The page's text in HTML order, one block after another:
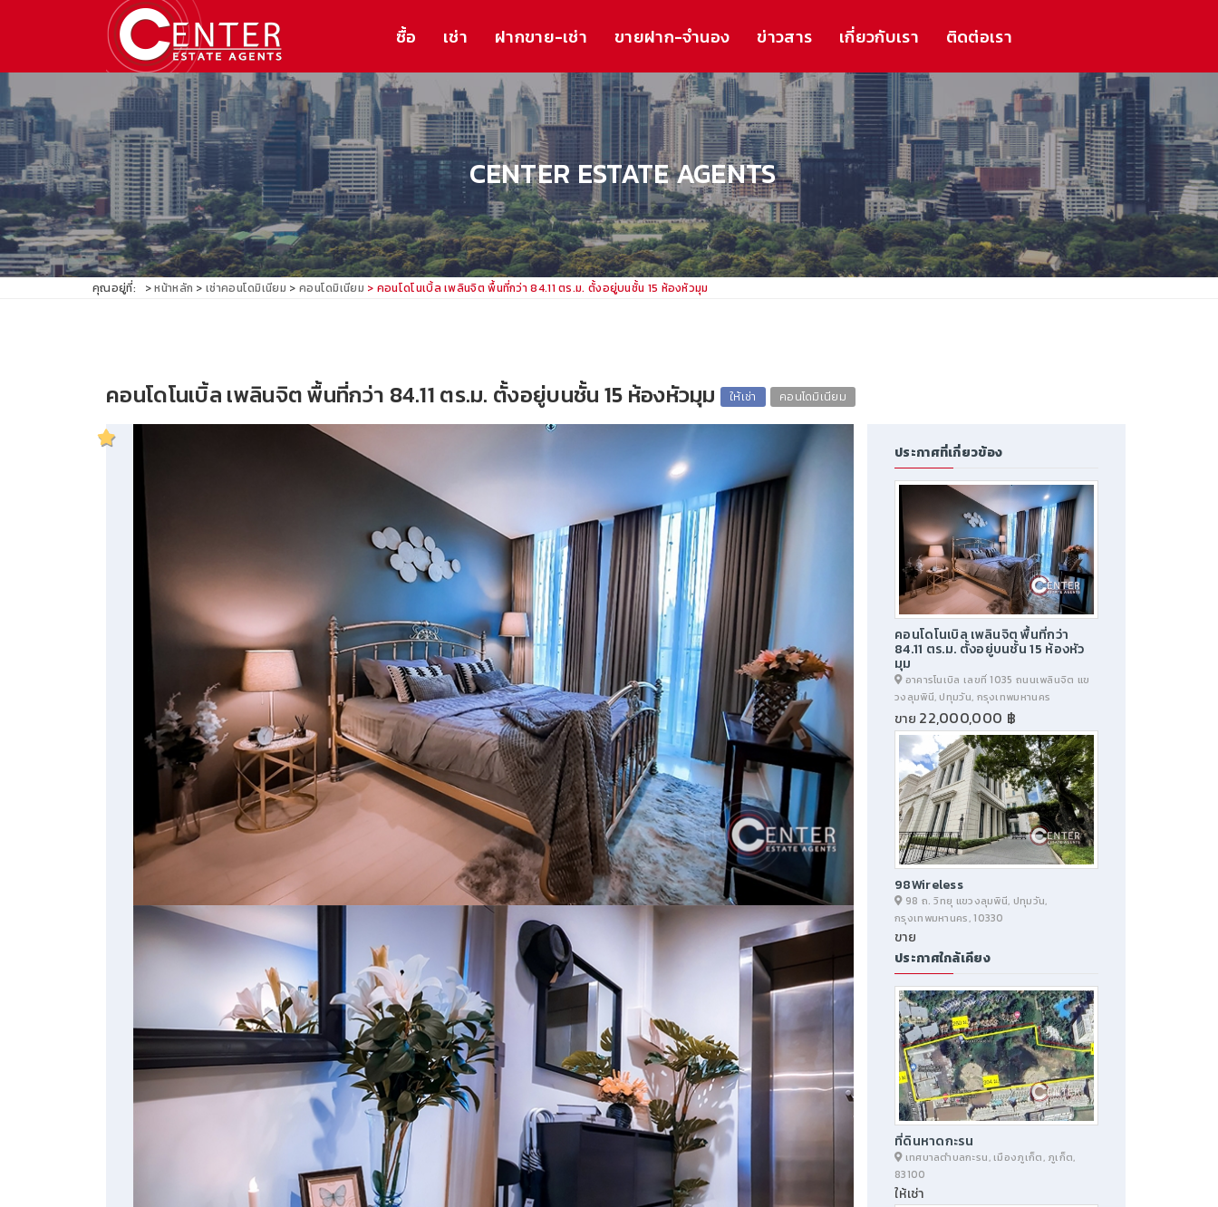
ซื้อ เช่า ฝากขาย-เช่า ขายฝาก-จำนอง ข่าวสาร เกี่ยวกับเรา ติดต่อเรา
CENTER ESTATE AGENTS
คุณอยู่ที่: หน้าหลัก เช่าคอนโดมิเนียม คอนโดมิเนียม คอนโดโนเบิ้ล เพลินจิต พื้นที่กว่า 84.11 ตร.ม. ตั้งอยู่บนชั้น 15 ห้องหัวมุม
คอนโดโนเบิ้ล เพลินจิต พื้นที่กว่า 84.11 ตร.ม. ตั้งอยู่บนชั้น 15 ห้องหัวมุม ให้เช่า คอนโดมิเนียม
ประกาศที่เกี่ยวข้อง
คอนโดโนเบิล เพลินจิต พื้นที่กว่า
84.11 ตร.ม. ตั้งอยู่บนชั้น 15 ห้องหัว
มุม
อาคารโนเบิล เลขที่ 1035 ถนนเพลินจิต แข
วงลุมพินี, ปทุมวัน, กรุงเทพมหานคร
ขาย 22,000,000 ฿
98Wireless
98 ถ. วิทยุ แขวงลุมพินี, ปทุมวัน,
กรุงเทพมหานคร, 10330
ขาย
ประกาศใกล้เคียง
ที่ดินหาดกะรน
เทศบาลตำบลกะรน, เมืองภูเก็ต, ภูเก็ต,
83100
ให้เช่า